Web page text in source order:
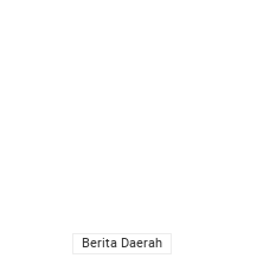
Berita Daerah